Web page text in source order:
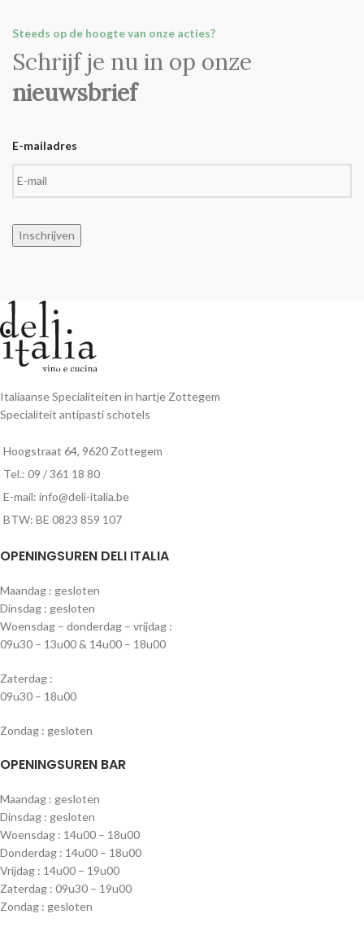
Steeds op de hoogte van onze acties?
Schrijf je nu in op onze
nieuwsbrief
E-mailadres
Inschrijven
Italiaanse Specialiteiten in hartje Zottegem
Specialiteit antipasti schotels
Hoogstraat 64, 9620 Zottegem
Tel.: 09 / 361 18 80
E-mail: info@deli-italia.be
BTW: BE 0823 859 107
OPENINGSUREN DELI ITALIA
Maandag : gesloten
Dinsdag : gesloten
Woensdag – donderdag – vrijdag :
09u30 – 13u00 & 14u00 – 18u00
Zaterdag :
09u30 – 18u00
Zondag : gesloten
OPENINGSUREN BAR
Maandag : gesloten
Dinsdag : gesloten
Woensdag : 14u00 – 18u00
Donderdag : 14u00 – 18u00
Vrijdag : 14u00 – 19u00
Zaterdag : 09u30 – 19u00
Zondag : gesloten